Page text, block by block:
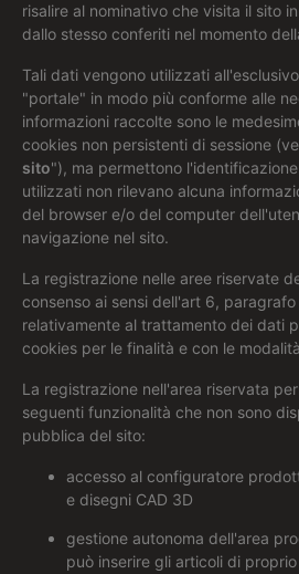
risalire al nominativo che visita il sito
dallo stesso conferiti nel momento
Tali dati vengono utilizzati
"portale" in modo più conforme alle
informazioni raccolte sono le
cookies non persistenti di sessione
sito"), ma permettono
utilizzati non rilevano alcuna
del browser e/o del computer
navigazione nel sito.
La registrazione nelle aree riservate
consenso ai sensi dell'art 6, paragrafo
relativamente al trattamento dei dati
cookies per le finalità e con le
La registrazione nell'area riservata
seguenti funzionalità che non sono
pubblica del sito:
accesso al configuratore
e disegni CAD 3D
gestione autonoma dell'area
può inserire gli articoli di